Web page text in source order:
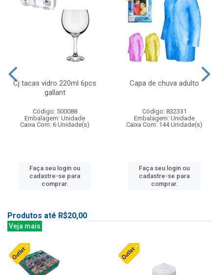
Cj tacas vidro 220ml 6pcs
gallant
Código: 500088
Embalagem: Unidade
Caixa Com: 6 Unidade(s)
Faça seu login ou
cadastre-se para
comprar.
Capa de chuva adulto
Código: 832331
Embalagem: Unidade
Caixa Com: 144 Unidade(s)
Faça seu login ou
cadastre-se para
comprar.
Produtos até R$20,00
Veja mais